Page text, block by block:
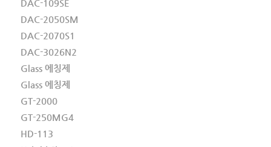
DAC-109SE
DAC-2050SM
DAC-2070S1
DAC-3026N2
Glass 에칭제
Glass 에칭제
GT-2000
GT-250MG4
HD-113